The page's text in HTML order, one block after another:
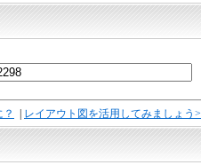
レイアウト図を活用してみましょう>